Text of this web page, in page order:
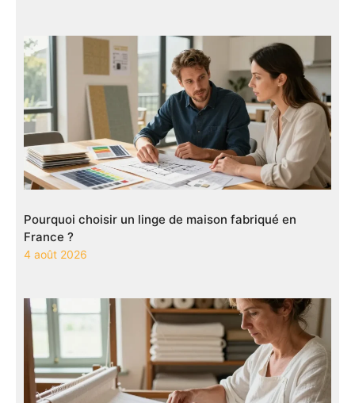
Pourquoi choisir un linge de maison fabriqué en
France ?
4 août 2026